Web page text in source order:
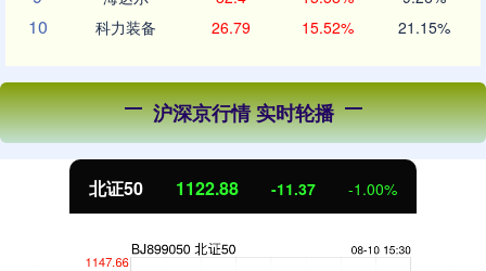
10 科力装备 26.79 15.52% 21.15%
沪深京行情 实时轮播
北证50 1122.88 -11.37 -1.00%